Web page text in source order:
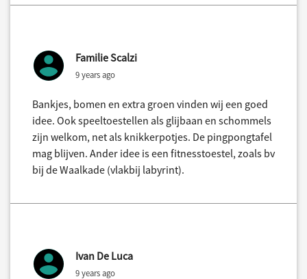
Familie Scalzi
9 years ago
Bankjes, bomen en extra groen vinden wij een goed
idee. Ook speeltoestellen als glijbaan en schommels
zijn welkom, net als knikkerpotjes. De pingpongtafel
mag blijven. Ander idee is een fitnesstoestel, zoals bv
bij de Waalkade (vlakbij labyrint).
Ivan De Luca
9 years ago